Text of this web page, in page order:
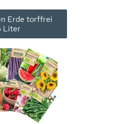
Erde torffrei
Liter